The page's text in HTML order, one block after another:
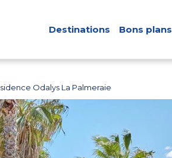
Destinations Bons plans
Odalys La Palmeraie